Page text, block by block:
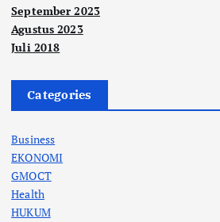
September 2023
Agustus 2023
Juli 2018
Categories
Business
EKONOMI
GMOCT
Health
HUKUM